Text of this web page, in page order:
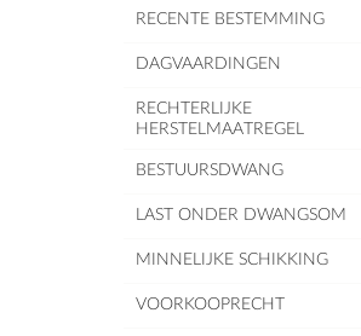
RECENTE BESTEMMING
DAGVAARDINGEN
RECHTERLIJKE
HERSTELMAATREGEL
BESTUURSDWANG
LAST ONDER DWANGSOM
MINNELIJKE SCHIKKING
VOORKOOPRECHT